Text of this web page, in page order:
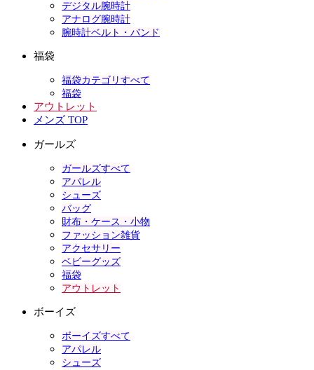
デジタル腕時計
アナログ腕時計
腕時計ベルト・バンド
福袋
福袋カテゴリすべて
福袋
アウトレット
メンズ TOP
ガールズ
ガールズすべて
アパレル
シューズ
バッグ
財布・ケース・小物
ファッション雑貨
アクセサリー
ベビーグッズ
福袋
アウトレット
ボーイズ
ボーイズすべて
アパレル
シューズ